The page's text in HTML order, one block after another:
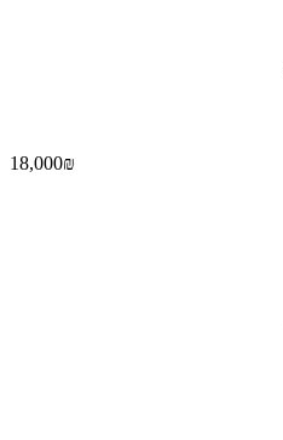
18,000 ₪